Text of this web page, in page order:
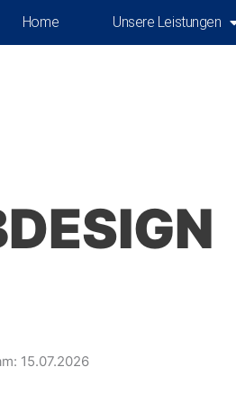
Home Unsere Leistungen
15.07.2026